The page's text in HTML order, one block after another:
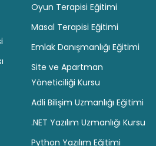
Oyun Terapisi Eğitimi
Masal Terapisi Eğitimi
Emlak Danışmanlığı Eğitimi
Site ve Apartman
Yöneticiliği Kursu
Adli Bilişim Uzmanlığı Eğitimi
.NET Yazılım Uzmanlığı Kursu
Python Yazılım Eğitimi